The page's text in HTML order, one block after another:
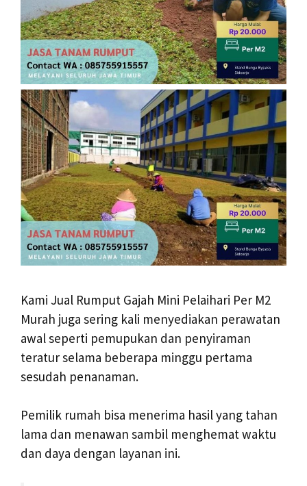
Kami Jual Rumput Gajah Mini Pelaihari Per M2
Murah juga sering kali menyediakan perawatan
awal seperti pemupukan dan penyiraman
teratur selama beberapa minggu pertama
sesudah penanaman.
Pemilik rumah bisa menerima hasil yang tahan
lama dan menawan sambil menghemat waktu
dan daya dengan layanan ini.